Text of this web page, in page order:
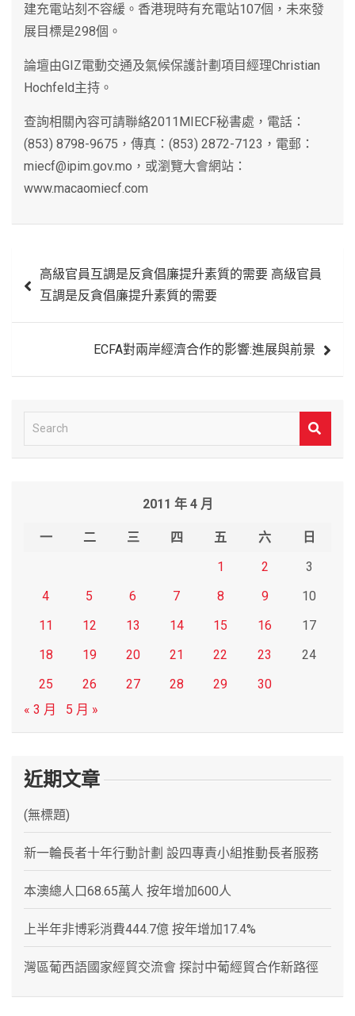
建充電站刻不容緩。香港現時有充電站107個，未來發
展目標是298個。
論壇由GIZ電動交通及氣候保護計劃項目經理Christian
Hochfeld主持。
查詢相關內容可請聯絡2011MIECF秘書處，電話：
(853) 8798-9675，傳真：(853) 2872-7123，電郵：
miecf@ipim.gov.mo，或瀏覽大會網站：
www.macaomiecf.com
章
高級官員互調是反貪倡廉提升素質的需要 高級官員
互調是反貪倡廉提升素質的需要
ECFA對兩岸經濟合作的影響:進展與前景
e
2011 年 4 月
一 二 三 四 五 六
日
1
2
3
4
5 6 7 8 9
10
11
12 13 14 15 16
17
18
19 20 21 22 23
24
25
26 27 28 29
30
« 3 月
5 月 »
近期文章
(無標題)
新一輪長者十年行動計劃 設四專責小組推動長者服務
本澳總人口68.65萬人 按年增加600人
上半年非博彩消費444.7億 按年增加17.4%
灣區葡西語國家經貿交流會 探討中葡經貿合作新路徑